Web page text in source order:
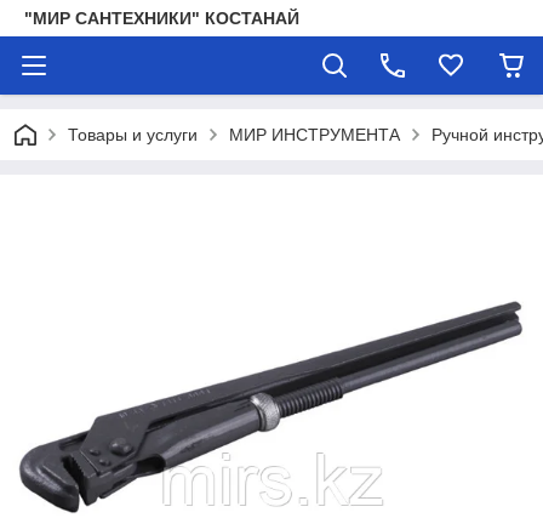
"МИР САНТЕХНИКИ" КОСТАНАЙ
Товары и услуги МИР ИНСТРУМЕНТА Ручной